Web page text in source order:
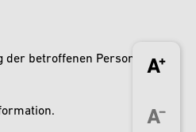
betroffenen Person).